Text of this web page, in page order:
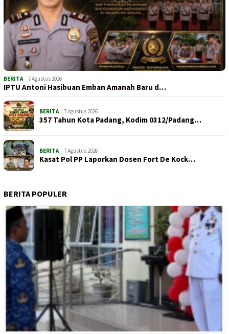
BERITA 7 Agustus 2026
IPTU Antoni Hasibuan Emban Amanah Baru d…
BERITA 7 Agustus 2026
357 Tahun Kota Padang, Kodim 0312/Padang…
BERITA 7 Agustus 2026
Kasat Pol PP Laporkan Dosen Fort De Kock…
BERITA POPULER